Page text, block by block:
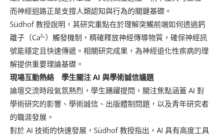
而神經迴路正是支撐人類認知與行為的關鍵基礎。
Südhof 教授說明，其研究重點在於理解突觸前端如何透過鈣
離子（Ca²⁺）觸發機制，精確釋放神經傳導物質，確保神經訊
號能穩定且快速傳遞。相關研究成果，為神經退化性疾病的理
解提供重要理論基礎。
現場互動熱絡 學生關注 AI 與學術誠信議題
論壇交流時段氣氛熱烈，學生踴躍提問，關注焦點涵蓋 AI 對
學術研究的影響、學術誠信、出版體制問題，以及青年研究者
的職涯發展。
對於 AI 技術的快速發展，Südhof 教授指出，AI 具有高度工具